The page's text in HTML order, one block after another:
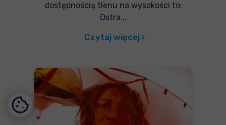
dostępnością tlenu na wysokości to:
Ostra...
Czytaj więcej ›